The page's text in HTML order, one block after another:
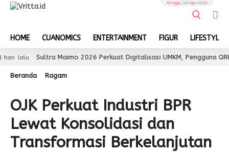
HOME CUANOMICS ENTERTAINMENT FIGUR LIFESTYLE
Minggu, 09 Agu 2026
Sultra Maimo 2026 Perkuat Digitalisasi UMKM, Pengguna QRIS
Beranda Ragam
OJK Perkuat Industri BPR
Lewat Konsolidasi dan
Transformasi Berkelanjutan